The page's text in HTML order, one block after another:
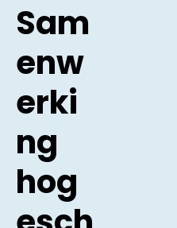
Sam
enw
erki
ng
hog